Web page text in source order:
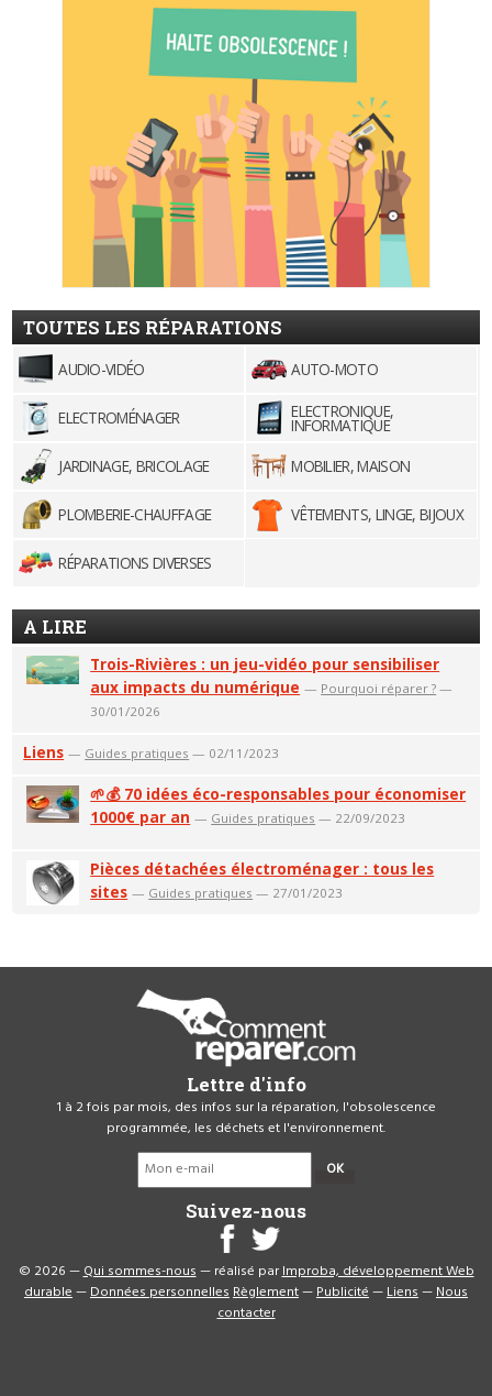
TOUTES LES RÉPARATIONS
AUDIO-VIDÉO AUTO-MOTO
ELECTROMÉNAGER ELECTRONIQUE,
INFORMATIQUE
JARDINAGE, BRICOLAGE
MOBILIER, MAISON
PLOMBERIE-CHAUFFAGE VÊTEMENTS, LINGE, BIJOUX
RÉPARATIONS DIVERSES
A LIRE
Trois-Rivières : un jeu-vidéo pour sensibiliser
aux impacts du numérique — Pourquoi réparer ? —
30/01/2026
Liens — Guides pratiques — 02/11/2023
🌱💰 70 idées éco-responsables pour économiser
1000€ par an — Guides pratiques — 22/09/2023
Pièces détachées électroménager : tous les
sites — Guides pratiques — 27/01/2023
Lettre d'info
1 à 2 fois par mois, des infos sur la réparation, l'obsolescence
programmée, les déchets et l'environnement.
OK
Suivez-nous
© 2026 —Qui sommes-nous— réalisé parImproba, développement Web
durable—Données personnellesRèglement—Publicité—Liens—Nous
contacter